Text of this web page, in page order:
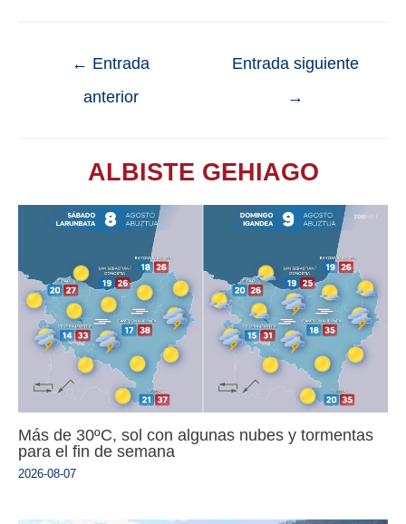
← Entrada
anterior
Entrada siguiente
→
ALBISTE GEHIAGO
Más de 30ºC, sol con algunas nubes y tormentas
para el fin de semana
2026-08-07